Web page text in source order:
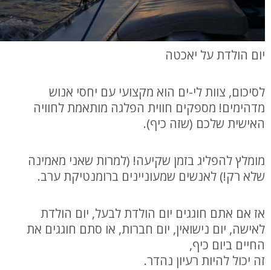
יום הולדת על יאכטה
לסיכום, צוות לי-ים הוא מקצועי עם יחסי אנוש
מדהימים! מספקים חווית הפלגה מותאמת לחוויה
האישית שלכם (שזה כיף).
מומלץ להפליג בזמן שקיעה! (למרות שאני מאמינה
שלא רק!) לאנשים שמעוניינים ברומנטיקת ערב.
אז אם אתם חוגגים יום הולדת לבעל, יום הולדת
לאישה, יום נישואין, יום חברות, או סתם חוגגים את
החיים ביום כיף,
זה יכול להיות רעיון נהדר.